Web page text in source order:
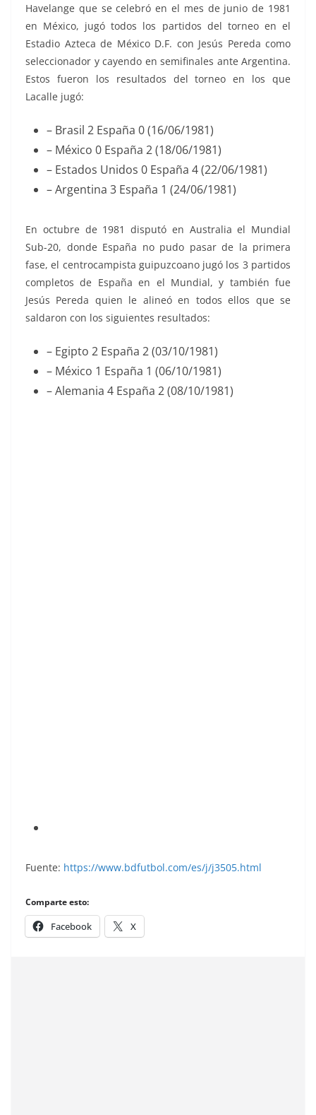
Havelange que se celebró en el mes de junio de 1981
en México, jugó todos los partidos del torneo en el
Estadio Azteca de México D.F. con Jesús Pereda como
seleccionador y cayendo en semifinales ante Argentina.
Estos fueron los resultados del torneo en los que
Lacalle jugó:
– Brasil 2 España 0 (16/06/1981)
– México 0 España 2 (18/06/1981)
– Estados Unidos 0 España 4 (22/06/1981)
– Argentina 3 España 1 (24/06/1981)
En octubre de 1981 disputó en Australia el Mundial
Sub-20, donde España no pudo pasar de la primera
fase, el centrocampista guipuzcoano jugó los 3 partidos
completos de España en el Mundial, y también fue
Jesús Pereda quien le alineó en todos ellos que se
saldaron con los siguientes resultados:
– Egipto 2 España 2 (03/10/1981)
– México 1 España 1 (06/10/1981)
– Alemania 4 España 2 (08/10/1981)
Fuente: https://www.bdfutbol.com/es/j/j3505.html
Comparte esto:
Facebook X